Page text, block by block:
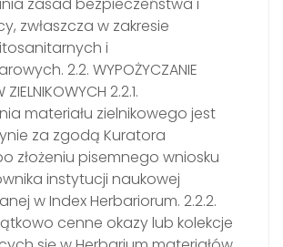
zwłaszcza w zakresie
i
2.2. WYPOŻYCZANIE
ZIELNIKOWYCH 2.2.1.
materiału zielnikowego jest
za zgodą Kuratora
złożeniu pisemnego wniosku
instytucji naukowej
w Index Herbariorum. 2.2.2.
cenne okazy lub kolekcje